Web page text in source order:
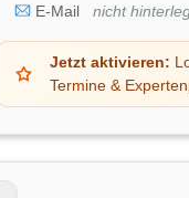
E-Mail
nicht
Jetzt aktivieren:
Termine &